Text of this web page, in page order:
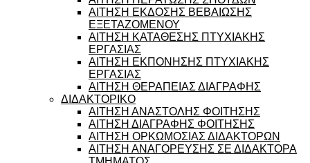
ΑΙΤΗΣΗ ΕΚΔΟΣΗΣ ΒΕΒΑΙΩΣΗΣ
ΕΞΕΤΑΖΟΜΕΝΟΥ
ΑΙΤΗΣΗ ΚΑΤΑΘΕΣΗΣ ΠΤΥΧΙΑΚΗΣ
ΕΡΓΑΣΙΑΣ
ΑΙΤΗΣΗ ΕΚΠΟΝΗΣΗΣ ΠΤΥΧΙΑΚΗΣ
ΕΡΓΑΣΙΑΣ
ΑΙΤΗΣΗ ΘΕΡΑΠΕΙΑΣ ΔΙΑΓΡΑΦΗΣ
ΔΙΔΑΚΤΟΡΙΚΟ
ΑΙΤΗΣΗ ΑΝΑΣΤΟΛΗΣ ΦΟΙΤΗΣΗΣ
ΑΙΤΗΣΗ ΔΙΑΓΡΑΦΗΣ ΦΟΙΤΗΣΗΣ
ΑΙΤΗΣΗ ΟΡΚΩΜΟΣΙΑΣ ΔΙΔΑΚΤΟΡΩΝ
ΑΙΤΗΣΗ ΑΝΑΓΟΡΕΥΣΗΣ ΣΕ ΔΙΔΑΚΤΟΡΑ